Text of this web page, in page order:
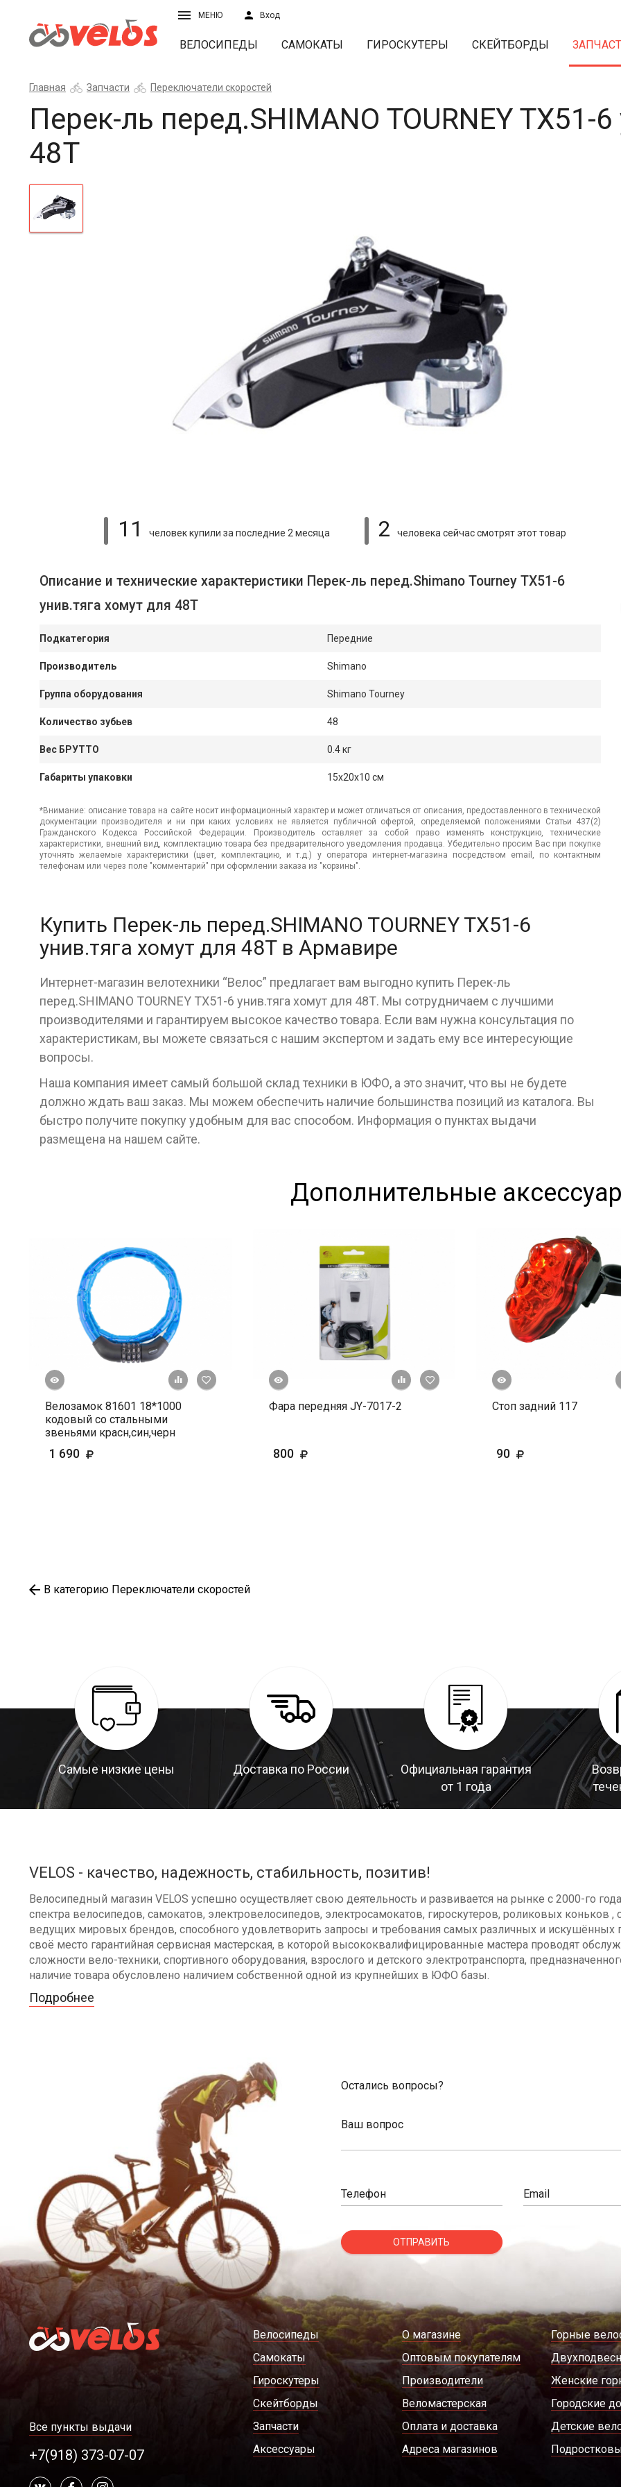
МЕНЮ Вход
ВЕЛОСИПЕДЫ САМОКАТЫ ГИРОСКУТЕРЫ СКЕЙТБОРДЫ
Главная Запчасти Переключатели скоростей
Перек-ль перед.SHIMANO TOURNEY TX51-
48Т
11 человек купили за последние 2 месяца 2 человека сейчас смотрятэтот товар
Описание и технические характеристики Перек-ль перед.Shimano Tourney TX51-6
унив.тяга хомут для 48Т
Подкатегория Передние
Производитель Shimano
Группа оборудования Shimano Tourney
Количество зубьев 48
Вес БРУТТО 0.4 кг
Габариты упаковки 15x20x10 см
*Внимание: описание товара на сайте носит информационный характер и может отличаться от описания, предоставленного в технической
документации производителя и ни при каких условиях не является публичной офертой, определяемой положениями Статьи 437(2)
Гражданского Кодекса Российской Федерации. Производитель оставляет за собой право изменять конструкцию, технические
характеристики, внешний вид, комплектацию товара без предварительного уведомления продавца. Убедительно просим Вас при покупке
уточнять желаемые характеристики (цвет, комплектацию, и т.д.) у оператора интернет-магазина посредством email, по контактным
телефонам или через поле "комментарий" при оформлении заказа из "корзины".
Купить Перек-ль перед.SHIMANO TOURNEY TX51-6
унив.тяга хомут для 48Т в Армавире
Интернет-магазин велотехники “Велос” предлагает вам выгодно купить Перек-ль
перед.SHIMANO TOURNEY TX51-6 унив.тяга хомут для 48Т. Мы сотрудничаем с лучшими
производителями и гарантируем высокое качество товара. Если вам нужна консультация по
характеристикам, вы можете связаться с нашим экспертом и задать ему все интересующие
вопросы.
Наша компания имеет самый большой склад техники в ЮФО, а это значит, что вы не будете
должно ждать ваш заказ. Мы можем обеспечить наличие большинства позиций из каталога. Вы
быстро получите покупку удобным для вас способом. Информация о пунктах выдачи
размещена на нашем сайте.
Дополнительные
+ К сравнению
В избранное
Велозамок 81601 18*1000
кодовый со стальными
звеньями красн,син,черн
1 690
+ К сравнению
В избранное
Быстрый просмотр
Фара передняя JY-7017-2
800
Быстрый просмотр
Стоп задний 117
90
В категорию Переключатели скоростей
Самые низкие цены Доставка по России
Официальная гарантия
от 1 года
VELOS - качество, надежность, стабильность, позитив!
Велосипедный магазин VELOS успешно осуществляет свою деятельность и развивается на рынке с 2000-го
спектра велосипедов, самокатов, электровелосипедов, электросамокатов, гироскутеров, роликовых коньков ,
ведущих мировых брендов, способного удовлетворить запросы и требования самых различных и искушённых
своё место гарантийная сервисная мастерская, в которой высококвалифицированные мастера проводят
сложности вело-техники, спортивного оборудования, взрослого и детского электротранспорта,
наличие товара обусловлено наличием собственной одной из крупнейших в ЮФО базы.
Подробнее
Остались вопросы?
Ваш вопрос
Телефон Email
ОТПРАВИТЬ
Все пункты выдачи
+7(918) 373-07-07
Велосипеды
Самокаты
Гироскутеры
Скейтборды
Запчасти
Аксессуары
О магазине
Оптовым покупателям
Производители
Веломастерская
Оплата и доставка
Адреса магазинов
Горные
Женские
Городские
Детские